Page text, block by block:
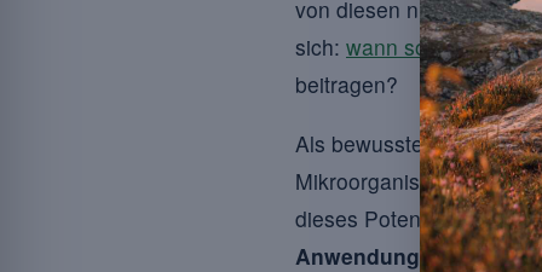
von diesen nützlichen
sich: wann sollte man
beitragen?
Als bewusste
Mikroorganismen Ihre
dieses Potenzial bei
Anwendung.